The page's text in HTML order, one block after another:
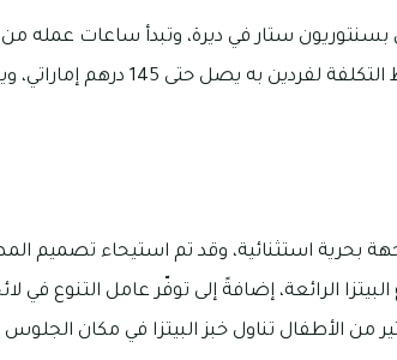
إلى الساعة 11 مساءً كل يوم، مع العلم أن متوسط
بحرية استثنائية، وقد تم استيحاء تصميم
الرائعة، إضافةً إلى توفّر عامل التنوع في
من الأطفال تناول خبز البيتزا في مكان